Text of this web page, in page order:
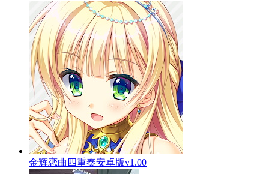
金辉恋曲四重奏安卓版v1.00